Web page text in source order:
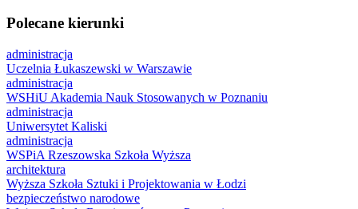
Polecane kierunki
administracja
Uczelnia Łukaszewski w Warszawie
administracja
WSHiU Akademia Nauk Stosowanych w Poznaniu
administracja
Uniwersytet Kaliski
administracja
WSPiA Rzeszowska Szkoła Wyższa
architektura
Wyższa Szkoła Sztuki i Projektowania w Łodzi
bezpieczeństwo narodowe